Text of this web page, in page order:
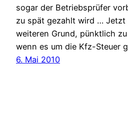
sogar der Betriebsprüfer
zu spät gezahlt wird … Jetzt
weiteren Grund, pünktlich
wenn es um die Kfz-Steuer
6. Mai 2010